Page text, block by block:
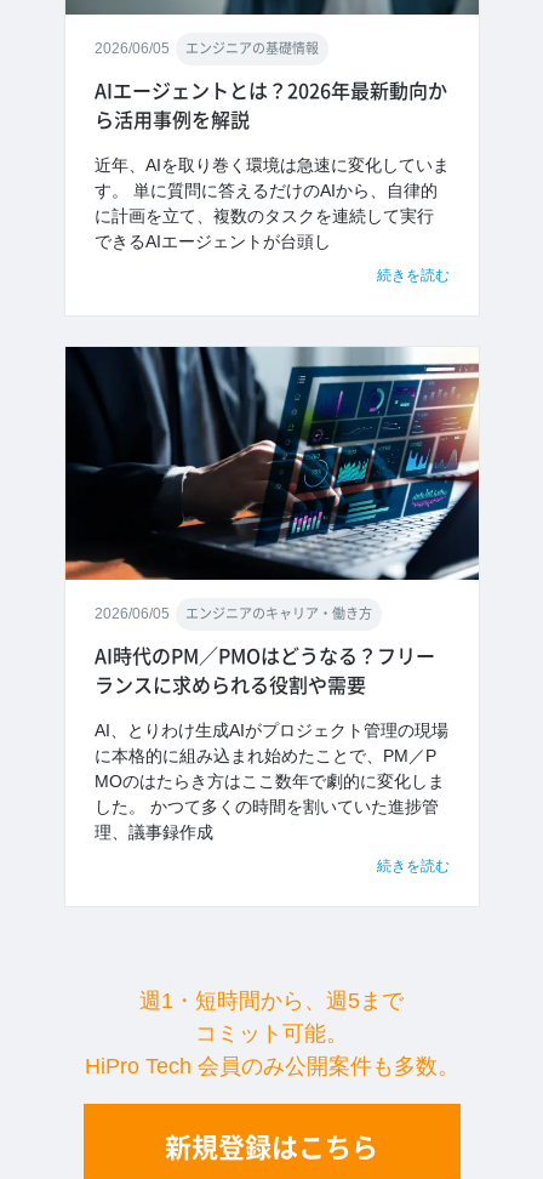
2026/06/05 エンジニアの基礎情報
AIエージェントとは？2026年最新動向か
ら活用事例を解説
近年、AIを取り巻く環境は急速に変化していま
す。 単に質問に答えるだけのAIから、自律的
に計画を立て、複数のタスクを連続して実行
できるAIエージェントが台頭し
続きを読む
2026/06/05 エンジニアのキャリア・働き方
AI時代のPM／PMOはどうなる？フリー
ランスに求められる役割や需要
AI、とりわけ生成AIがプロジェクト管理の現場
に本格的に組み込まれ始めたことで、PM／P
MOのはたらき方はここ数年で劇的に変化しま
した。 かつて多くの時間を割いていた進捗管
理、議事録作成
続きを読む
週1・短時間から、週5まで
コミット可能。
HiPro Tech 会員のみ公開案件も多数。
新規登録はこちら